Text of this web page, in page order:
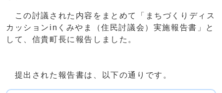
この討議された内容をまとめて「まちづくりディス
カッションinくみやま（住民討議会）実施報告書」と
して、信貴町長に報告しました。
提出された報告書は、以下の通りです。